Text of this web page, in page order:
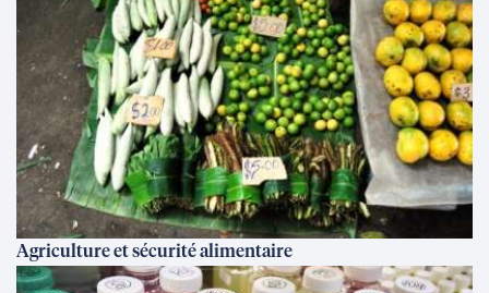
Agriculture et sécurité alimentaire